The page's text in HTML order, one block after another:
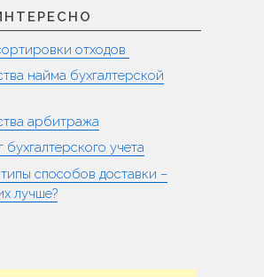
отходов
найма бухгалтерской
арбитража
бухгалтерского учета
способов доставки –
лучше?